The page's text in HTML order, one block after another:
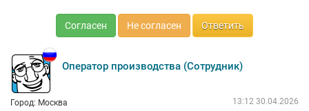
Согласен Не согласен Ответить
Оператор производства (Сотрудник)
Город: Москва 13:12 30.04.2026